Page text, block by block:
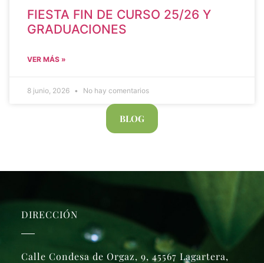
FIESTA FIN DE CURSO 25/26 Y
GRADUACIONES
VER MÁS »
8 junio, 2026 No hay comentarios
BLOG
DIRECCIÓN
Calle Condesa de Orgaz, 9, 45567 Lagartera,